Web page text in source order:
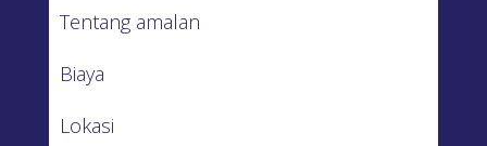
Tentang amalan
Biaya
Lokasi